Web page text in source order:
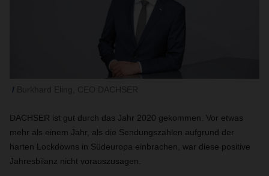
DACHSER ist gut durch das Jahr 2020 gekommen. Vor etwas
mehr als einem Jahr, als die Sendungszahlen aufgrund der
harten Lockdowns in Südeuropa einbrachen, war diese positive
Jahresbilanz nicht vorauszusagen.